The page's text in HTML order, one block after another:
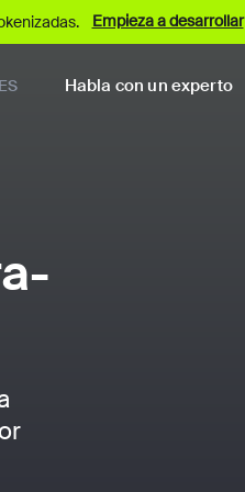
Empieza a desarrollar
Habla con un experto